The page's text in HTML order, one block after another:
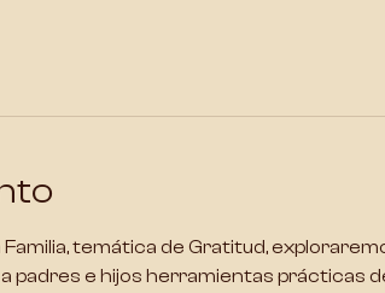
Familia, temática de Gratitud,
padres e hijos herramientas prácticas